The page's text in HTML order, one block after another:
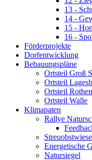
13 -
14 -
15 -
16 -
Förderprojekte
Dorfentwicklung
Bebauungspläne
Ortsteil Groß
Ortsteil
Ortsteil
Ortsteil Walle
Klimapaten
Rallye
Energetische
Natursiegel